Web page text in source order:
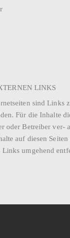
LINKS
sind Links
Für die Inhalte
oder Betreiber ver-
auf diesen Seiten
Links umgehend